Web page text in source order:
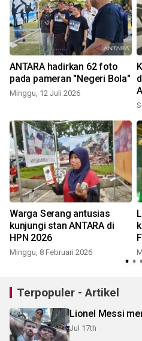
ANTARA hadirkan 62 foto
pada pameran "Negeri Bola"
Minggu, 12 Juli 2026
Warga Serang antusias
kunjungi stan ANTARA di
HPN 2026
Minggu, 8 Februari 2026
Terpopuler - Artikel
Lionel Messi
Jul 17th